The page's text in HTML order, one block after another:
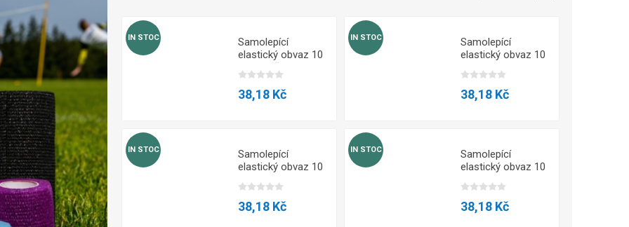
Samolepící
elastický obvaz 10
cm - Oranžová
38,18 Kč
Samolepící
elastický obvaz 10
cm - Červená
38,18 Kč
IN STOC
Samolepící
elastický obvaz 10
cm - Béžová
38,18 Kč
IN STOC
Samolepící
elastický obvaz 10
38,18 Kč
IN STOC
Samolepící
elastický obvaz 10
38,18 Kč
IN STOC
Samolepící
elastický obvaz 10
38,18 Kč